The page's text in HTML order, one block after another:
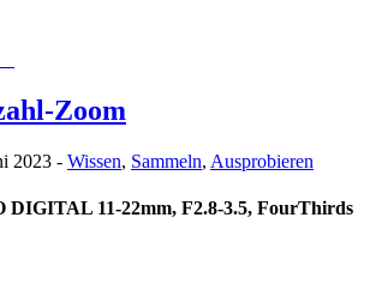
Zoom
2023 - Wissen, Sammeln, Ausprobieren
11-22mm, F2.8-3.5, FourThirds